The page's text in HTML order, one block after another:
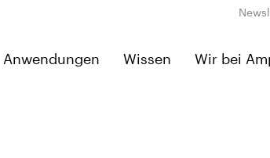
Anwendungen Wissen Wir bei